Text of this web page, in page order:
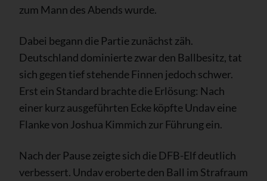
zum Mann des Abends wurde.
Dabei begann die Partie zunächst zäh.
Deutschland dominierte zwar den Ballbesitz, tat
sich gegen tief stehende Finnen jedoch schwer.
Erst ein Standard brachte die Erlösung: Nach
einer kurz ausgeführten Ecke köpfte Undav eine
Flanke von Joshua Kimmich zur Führung ein.
Nach der Pause zeigte sich die DFB-Elf deutlich
verbessert. Undav eroberte den Ball im Strafraum